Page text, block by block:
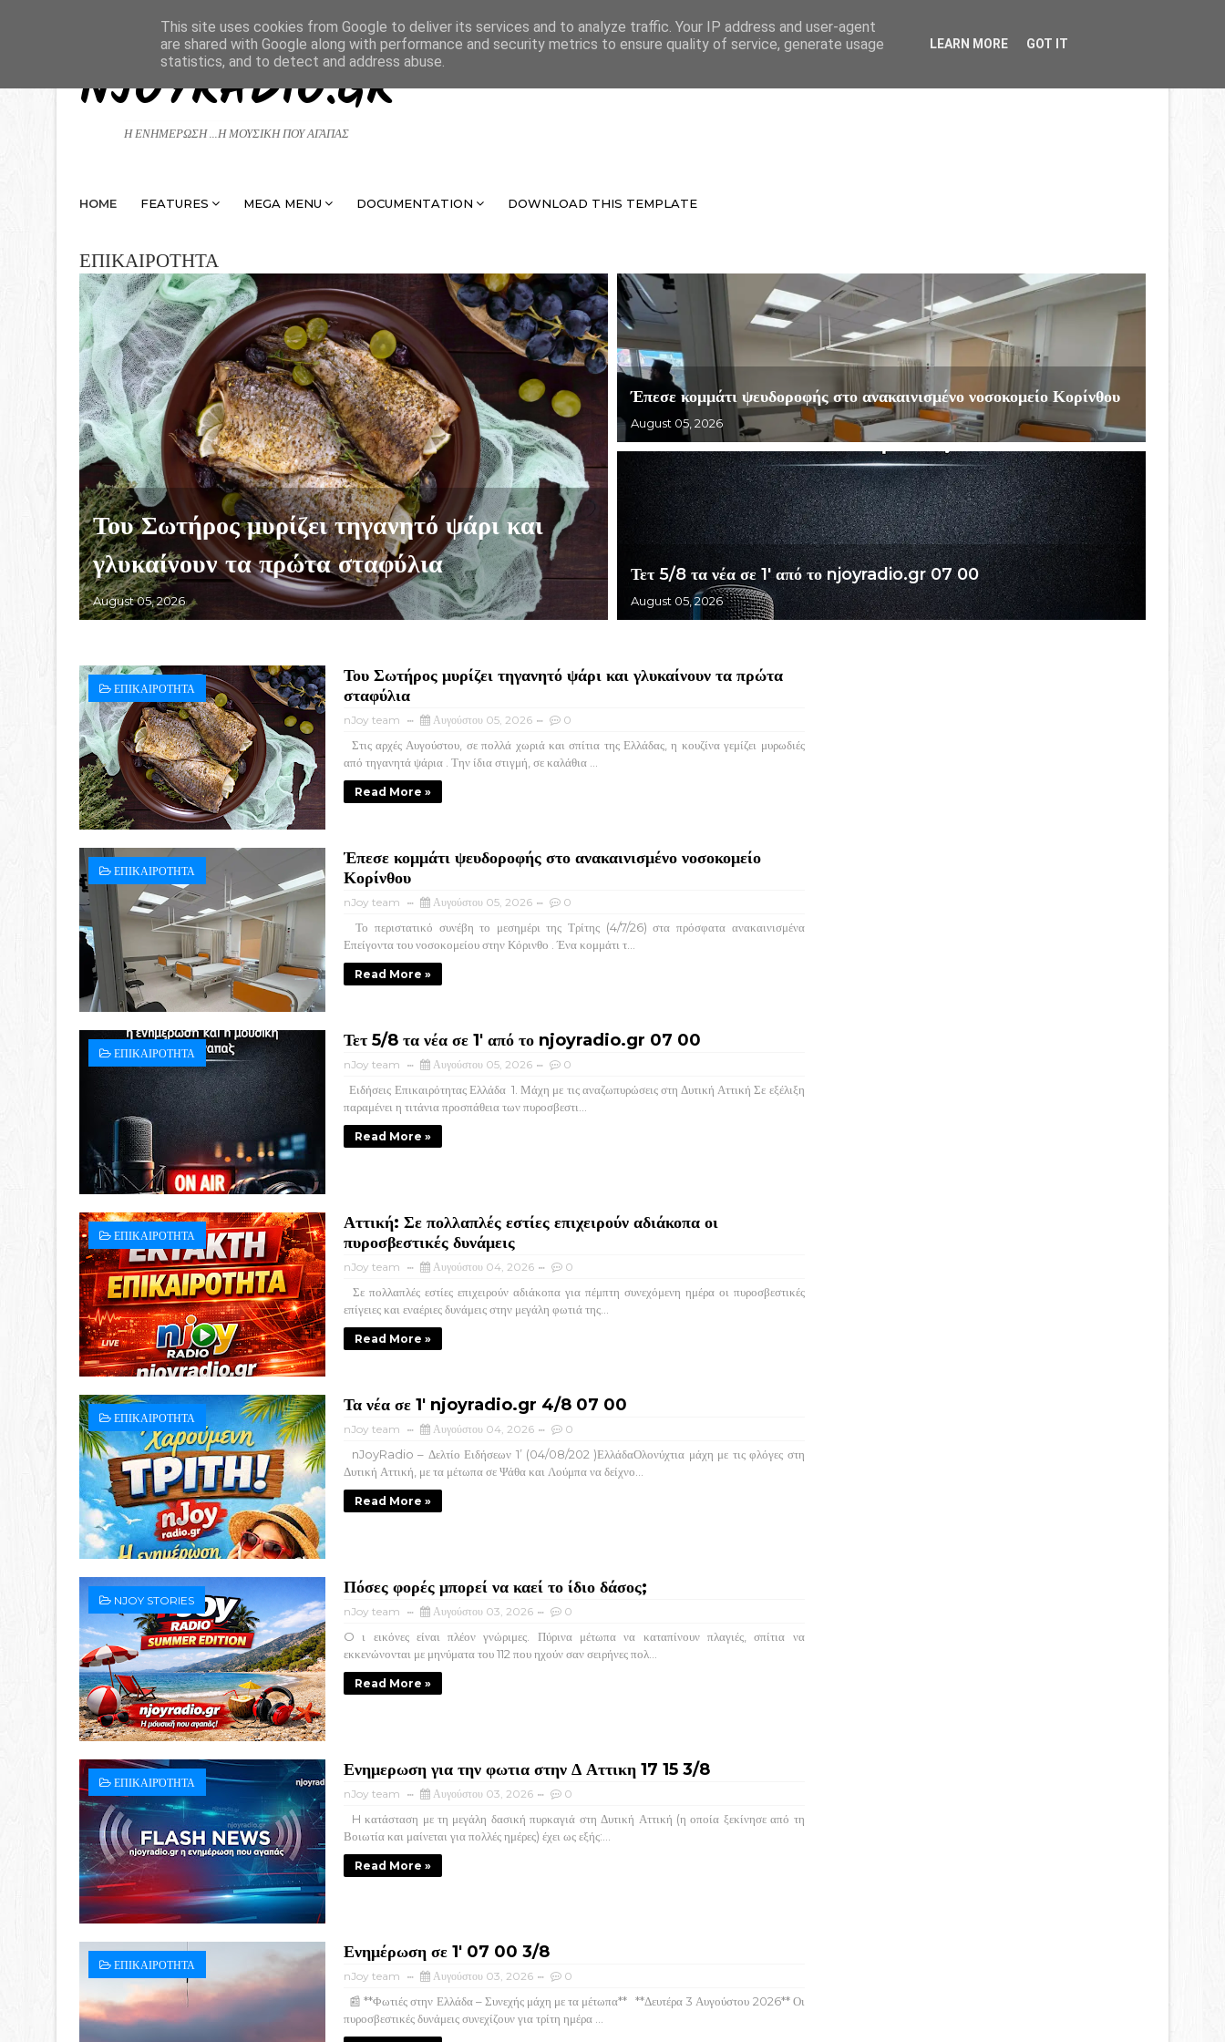
NJOYRADIO.GR
Η ΕΝΗΜΕΡΩΣΗ ...Η ΜΟΥΣΙΚΗ ΠΟΥ ΑΓΑΠΑΣ
HOME FEATURES MEGA MENU DOCUMENTATION DOWNLOAD THIS TEMPLATE
ΕΠΙΚΑΙΡΟΤΗΤΑ
Του Σωτήρος μυρίζει τηγανητό ψάρι και
γλυκαίνουν τα πρώτα σταφύλια
August 05, 2026
Έπεσε κομμάτι ψευδοροφής στο ανακαινισμένο νοσοκομείο Κορίνθου
August 05, 2026
Τετ 5/8 τα νέα σε 1' από το njoyradio.gr 07 00
August 05, 2026
ΕΠΙΚΑΙΡΟΤΗΤΑ
Του Σωτήρος μυρίζει τηγανητό ψάρι και γλυκαίνουν τα πρώτα
σταφύλια
nJoy team Αυγούστου 05, 2026 0
Στις αρχές Αυγούστου, σε πολλά χωριά και σπίτια της Ελλάδας, η κουζίνα γεμίζει μυρωδιές
από τηγανητά ψάρια . Την ίδια στιγμή, σε καλάθια ...
Read More »
ΕΠΙΚΑΙΡΟΤΗΤΑ
Έπεσε κομμάτι ψευδοροφής στο ανακαινισμένο νοσοκομείο
Κορίνθου
nJoy team Αυγούστου 05, 2026 0
Το περιστατικό συνέβη το μεσημέρι της Τρίτης (4/7/26) στα πρόσφατα ανακαινισμένα
Επείγοντα του νοσοκομείου στην Κόρινθο . Ένα κομμάτι τ...
Read More »
ΕΠΙΚΑΙΡΟΤΗΤΑ
Τετ 5/8 τα νέα σε 1' από το njoyradio.gr 07 00
nJoy team Αυγούστου 05, 2026 0
Ειδήσεις Επικαιρότητας Ελλάδα ​ 1. Μάχη με τις αναζωπυρώσεις στη Δυτική Αττική ​Σε εξέλιξη
παραμένει η τιτάνια προσπάθεια των πυροσβεστι...
Read More »
ΕΠΙΚΑΙΡΟΤΗΤΑ
Αττική: Σε πολλαπλές εστίες επιχειρούν αδιάκοπα οι
πυροσβεστικές δυνάμεις
nJoy team Αυγούστου 04, 2026 0
Σε πολλαπλές εστίες επιχειρούν αδιάκοπα για πέμπτη συνεχόμενη ημέρα οι πυροσβεστικές
επίγειες και εναέριες δυνάμεις στην μεγάλη φωτιά της...
Read More »
ΕΠΙΚΑΙΡΟΤΗΤΑ
Τα νέα σε 1' njoyradio.gr 4/8 07 00
nJoy team Αυγούστου 04, 2026 0
nJoyRadio – Δελτίο Ειδήσεων 1’ (04/08/202 )ΕλλάδαΟλονύχτια μάχη με τις φλόγες στη
Δυτική Αττική, με τα μέτωπα σε Ψάθα και Λούμπα να δείχνο...
Read More »
NJOY STORIES
Πόσες φορές μπορεί να καεί το ίδιο δάσος;
nJoy team Αυγούστου 03, 2026 0
O ι εικόνες είναι πλέον γνώριμες. Πύρινα μέτωπα να καταπίνουν πλαγιές, σπίτια να
εκκενώνονται με μηνύματα του 112 που ηχούν σαν σειρήνες πολ...
Read More »
ΕΠΙΚΑΙΡΌΤΗΤΑ
Ενημερωση για την φωτια στην Δ Αττικη 17 15 3/8
nJoy team Αυγούστου 03, 2026 0
H κατάσταση με τη μεγάλη δασική πυρκαγιά στη Δυτική Αττική (η οποία ξεκίνησε από τη
Βοιωτία και μαίνεται για πολλές ημέρες) έχει ως εξής:...
Read More »
ΕΠΙΚΑΙΡΟΤΗΤΑ
Ενημέρωση σε 1' 07 00 3/8
nJoy team Αυγούστου 03, 2026 0
📰 **Φωτιές στην Ελλάδα – Συνεχής μάχη με τα μέτωπα** **Δευτέρα 3 Αυγούστου 2026** Οι
πυροσβεστικές δυνάμεις συνεχίζουν για τρίτη ημέρα ...
This site uses cookies from Google to deliver its services and to analyze traffic. Your IP address and user-agent
are shared with Google along with performance and security metrics to ensure quality of service, generate usage
statistics, and to detect and address abuse.
LEARN MORE GOT IT